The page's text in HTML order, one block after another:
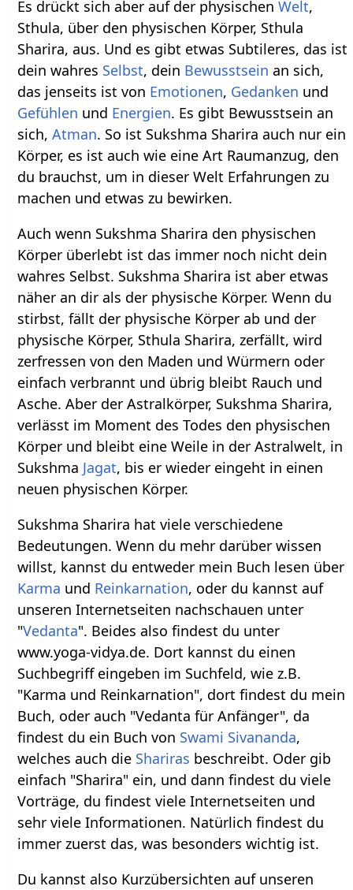
Es drückt sich aber auf der physischenWelt,
Sthula, über den physischen Körper, Sthula
Sharira, aus. Und es gibt etwas Subtileres, das ist
dein wahres Selbst, dein Bewusstsein an sich,
das jenseits ist von Emotionen, Gedanken und
Gefühlen und Energien. Es gibt Bewusstsein an
sich,Atman. So ist Sukshma Sharira auch nur ein
Körper, es ist auch wie eine Art Raumanzug, den
du brauchst, um in dieser Welt Erfahrungen zu
machen und etwas zu bewirken.
Auch wenn Sukshma Sharira den physischen
Körper überlebt ist das immer noch nicht dein
wahres Selbst. Sukshma Sharira ist aber etwas
näher an dir als der physische Körper. Wenn du
stirbst, fällt der physische Körper ab und der
physische Körper, Sthula Sharira, zerfällt, wird
zerfressen von den Maden und Würmern oder
einfach verbrannt und übrig bleibt Rauch und
Asche. Aber der Astralkörper, Sukshma Sharira,
verlässt im Moment des Todes den physischen
Körper und bleibt eine Weile in der Astralwelt, in
Sukshma Jagat, bis er wieder eingeht in einen
neuen physischen Körper.
Sukshma Sharira hat viele verschiedene
Bedeutungen. Wenn du mehr darüber wissen
willst, kannst du entweder mein Buch lesen über
Karma und Reinkarnation, oder du kannst auf
unseren Internetseiten nachschauen unter
"Vedanta". Beides also findest du unter
www.yoga-vidya.de. Dort kannst du einen
Suchbegriff eingeben im Suchfeld, wie z.B.
"Karma und Reinkarnation", dort findest du mein
Buch, oder auch "Vedanta für Anfänger", da
findest du ein Buch von Swami Sivananda,
welches auch die Shariras beschreibt. Oder gib
einfach "Sharira" ein, und dann findest du viele
Vorträge, du findest viele Internetseiten und
sehr viele Informationen. Natürlich findest du
immer zuerst das, was besonders wichtig ist.
Du kannst also Kurzübersichten auf unseren